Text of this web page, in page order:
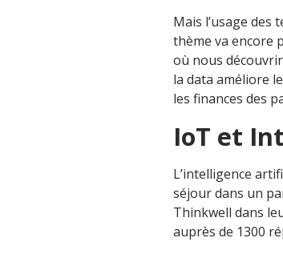
Mais l’usage des
thème va encore
où nous
la data améliore
les finances des
IoT et
L’intelligence
séjour dans un
Thinkwell dans
auprès de 1300